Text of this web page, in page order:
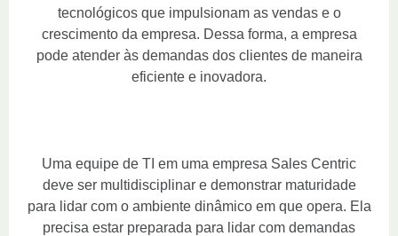
tecnológicos que impulsionam as vendas e o
crescimento da empresa. Dessa forma, a empresa
pode atender às demandas dos clientes de maneira
eficiente e inovadora.
Uma equipe de TI em uma empresa Sales Centric
deve ser multidisciplinar e demonstrar maturidade
para lidar com o ambiente dinâmico em que opera. Ela
precisa estar preparada para lidar com demandas